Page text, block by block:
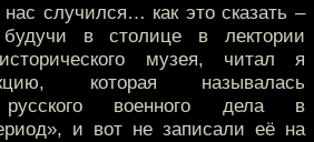
нас случился… как это сказать –
будучи в столице в лектории
исторического музея, читал я
которая называлась
русского военного дела в
и вот не записали её на